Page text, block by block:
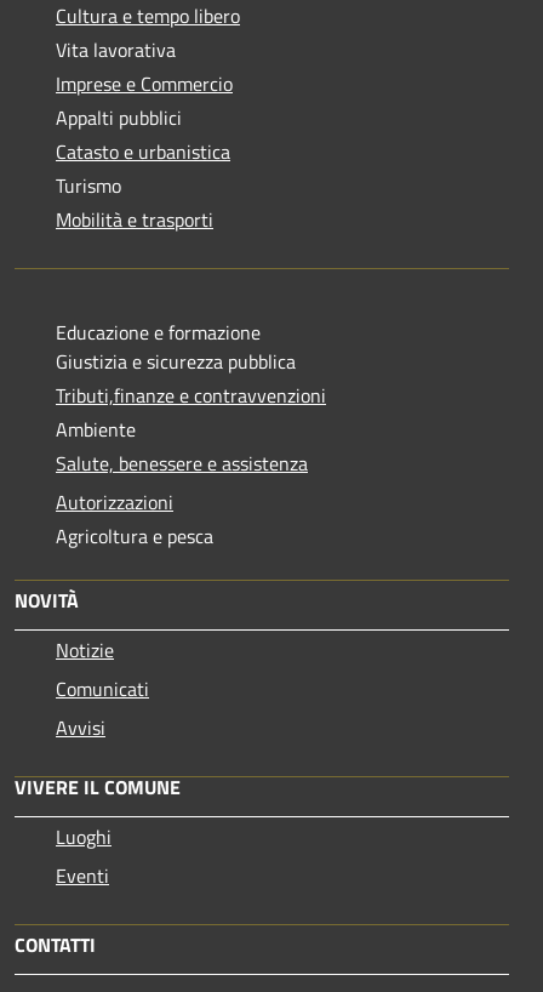
Cultura e tempo libero
Vita lavorativa
Imprese e Commercio
Appalti pubblici
Catasto e urbanistica
Turismo
Mobilità e trasporti
Educazione e formazione
Giustizia e sicurezza pubblica
Tributi,finanze e contravvenzioni
Ambiente
Salute, benessere e assistenza
Autorizzazioni
Agricoltura e pesca
NOVITÀ
Notizie
Comunicati
Avvisi
VIVERE IL COMUNE
Luoghi
Eventi
CONTATTI